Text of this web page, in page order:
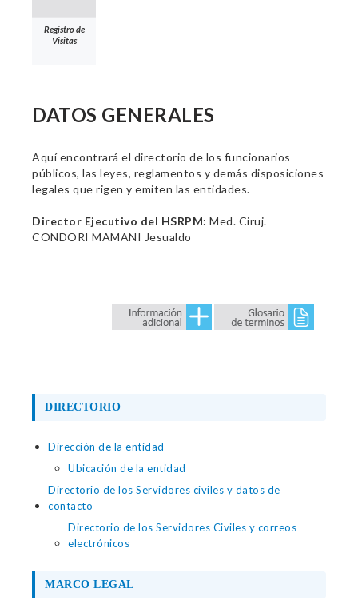
Registro de
Visitas
DATOS GENERALES
Aquí encontrará el directorio de los funcionarios
públicos, las leyes, reglamentos y demás disposiciones
legales que rigen y emiten las entidades.
Director Ejecutivo del HSRPM: Med. Ciruj.
CONDORI MAMANI Jesualdo
DIRECTORIO
Dirección de la entidad
Ubicación de la entidad
Directorio de los Servidores civiles y datos de
contacto
Directorio de los Servidores Civiles y correos
electrónicos
MARCO LEGAL